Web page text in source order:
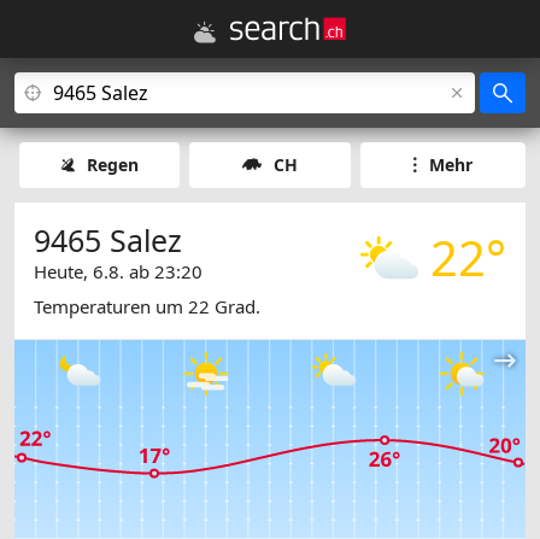
Regen CH Mehr
22°
9465 Salez
Heute, 6.8. ab 23:20
Temperaturen um 22 Grad.